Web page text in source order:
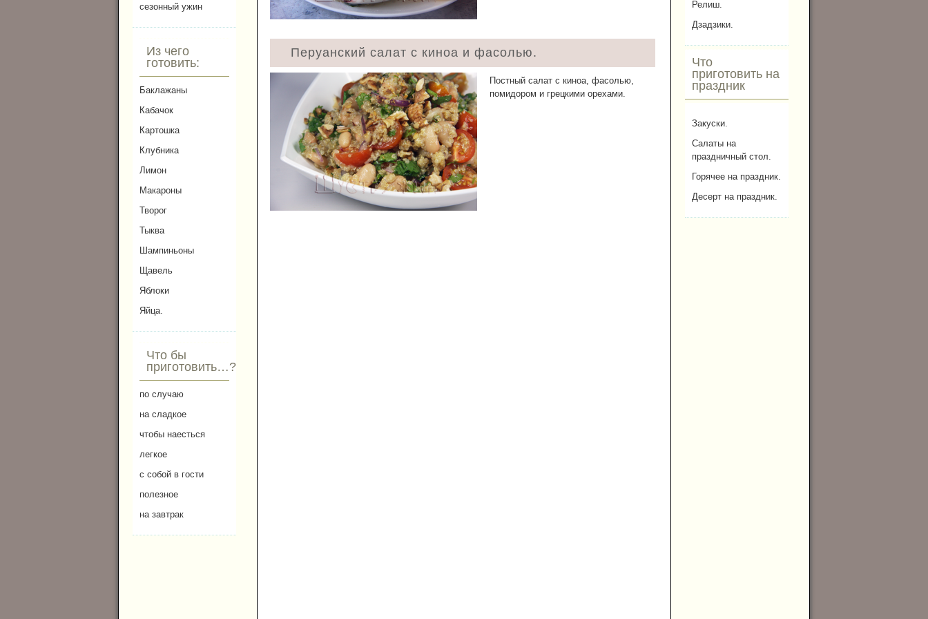
сезонный ужин
Из чего
готовить:
Баклажаны
Кабачок
Картошка
Клубника
Лимон
Макароны
Творог
Тыква
Шампиньоны
Щавель
Яблоки
Яйца.
Что бы
приготовить…?
по случаю
на сладкое
чтобы наесться
легкое
с собой в гости
полезное
на завтрак
Релиш.
Дзадзики.
Что
приготовить на
праздник
Закуски.
Салаты на
праздничный стол.
Горячее на праздник.
Десерт на праздник.
Перуанский салат с киноа и фасолью.
Постный салат с киноа, фасолью,
помидором и грецкими орехами.